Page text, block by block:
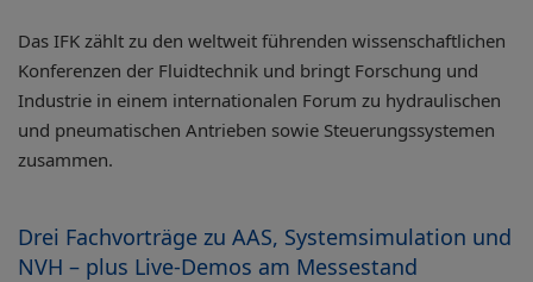
Das IFK zählt zu den weltweit führenden wissenschaftlichen
Konferenzen der Fluidtechnik und bringt Forschung und
Industrie in einem internationalen Forum zu hydraulischen
und pneumatischen Antrieben sowie Steuerungssystemen
zusammen.
Drei Fachvorträge zu AAS, Systemsimulation und
NVH – plus Live-Demos am Messestand